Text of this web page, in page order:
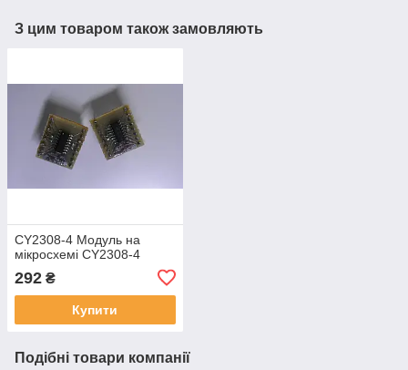
З цим товаром також замовляють
CY2308-4 Модуль на
мікросхемі CY2308-4
292 ₴
Купити
Подібні товари компанії